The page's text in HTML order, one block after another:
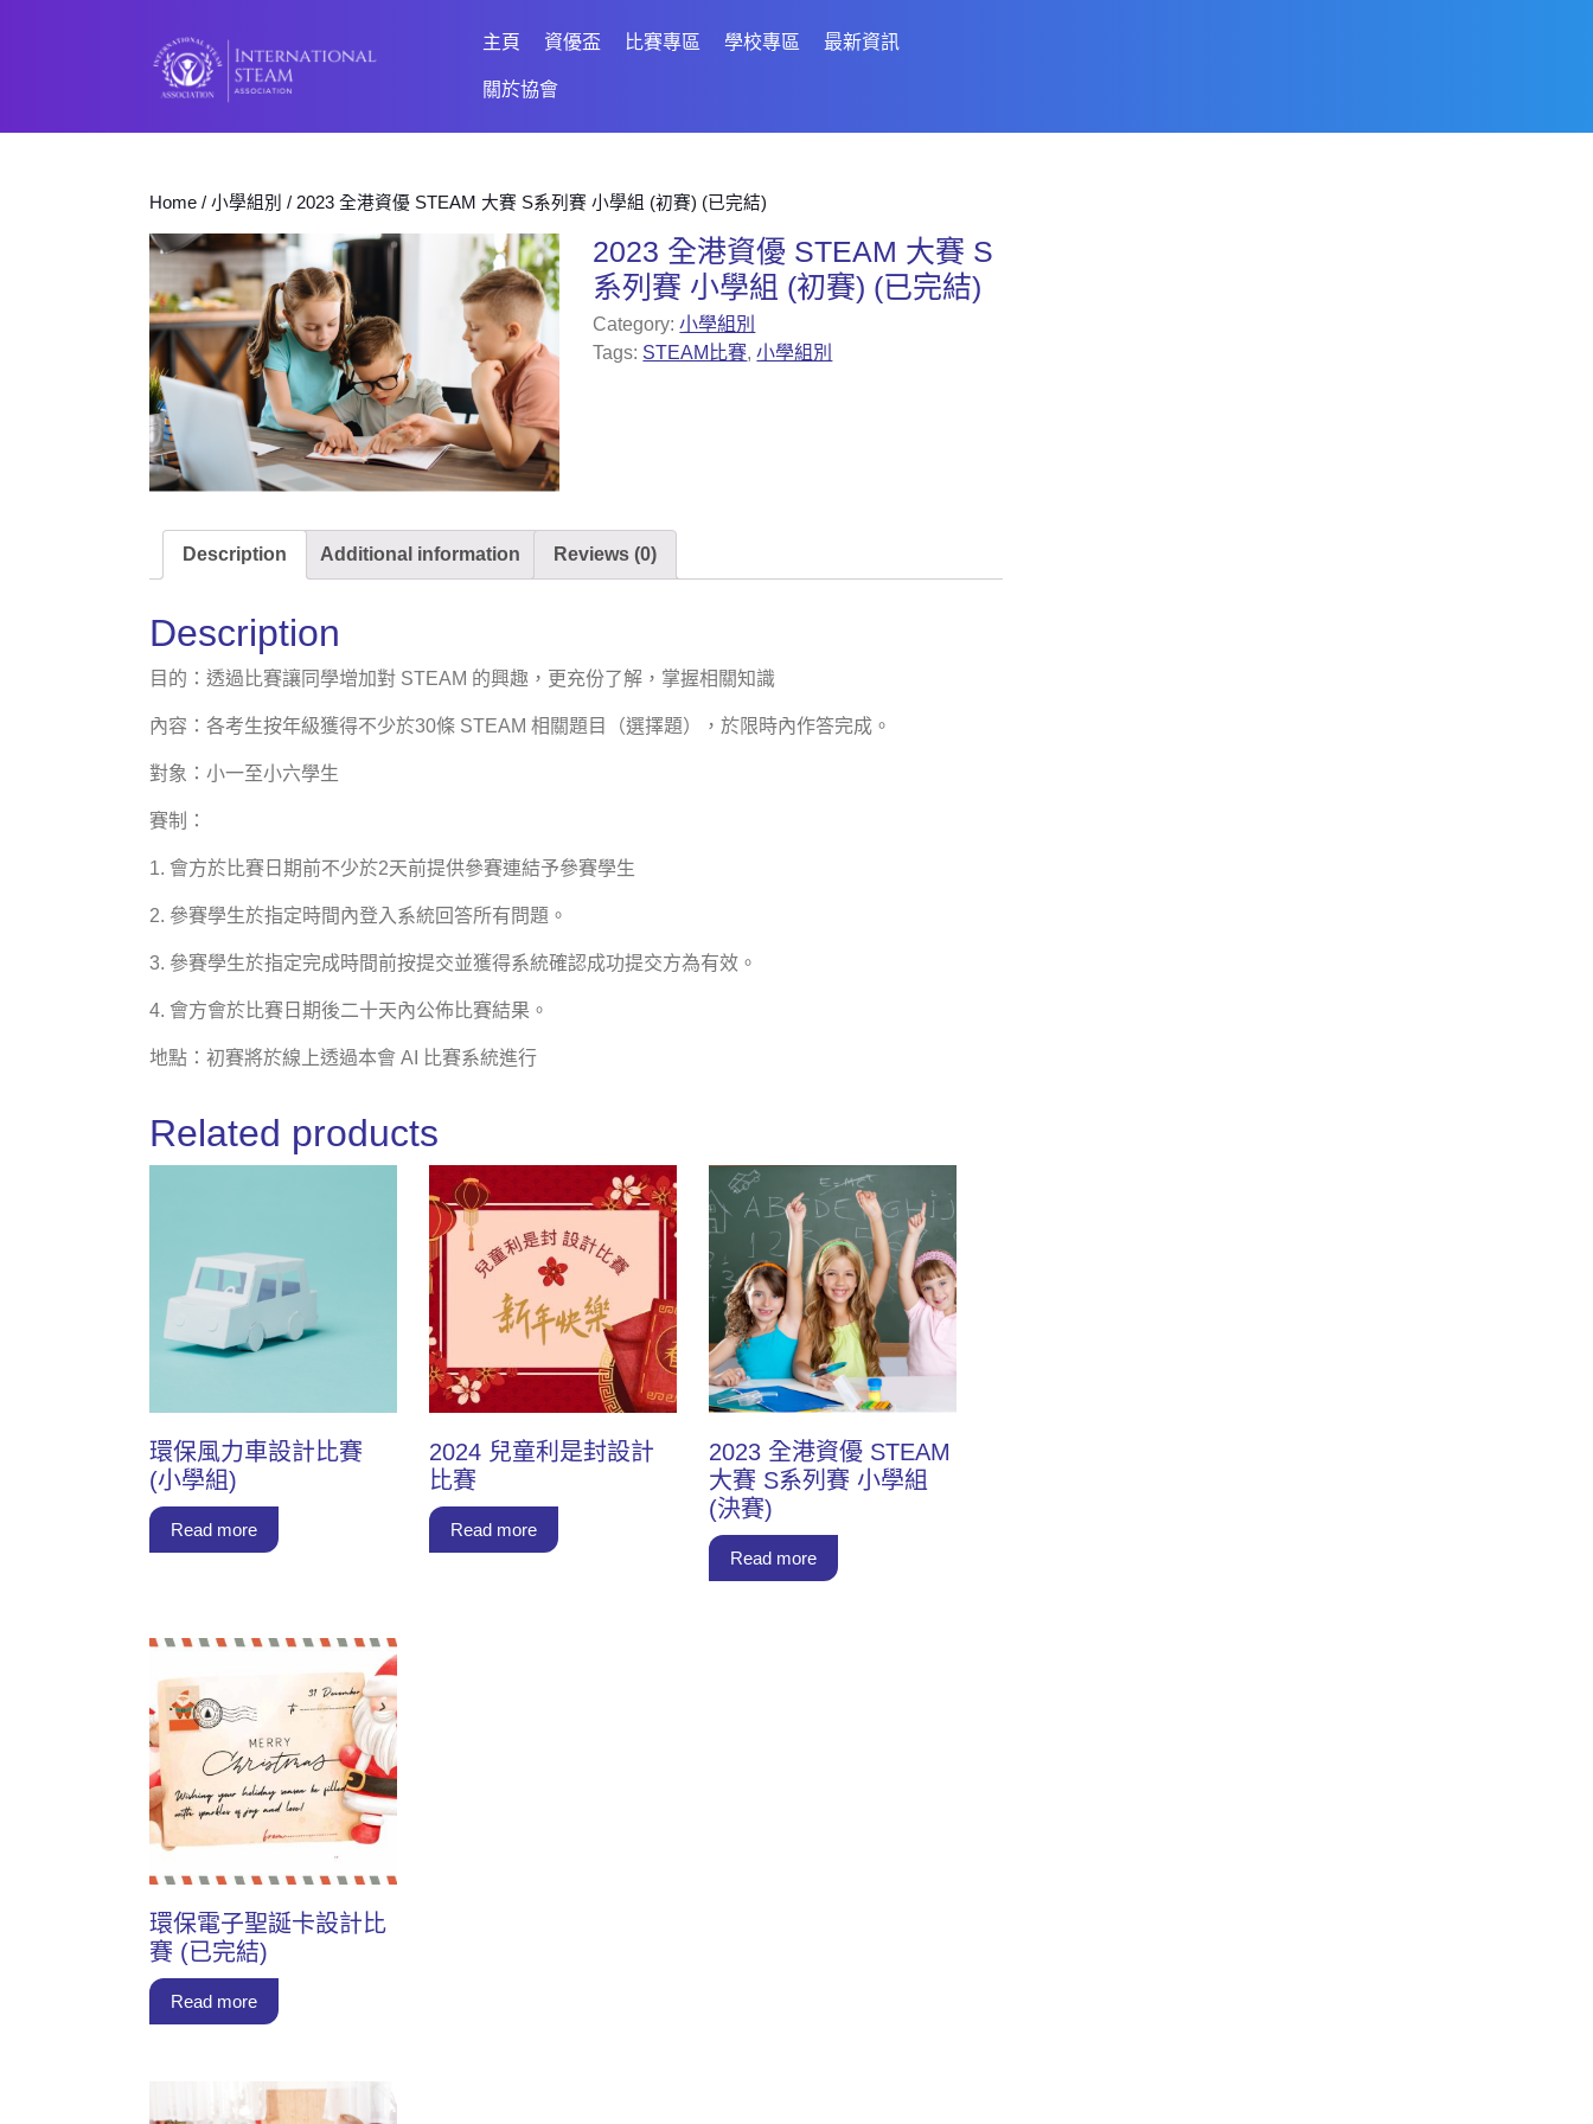
主頁 資優盃 比賽專區 學校專區 最新資訊
關於協會
Home / 小學組別 / 2023 全港資優 STEAM 大賽 S系列賽 小學組 (初賽) (已完結)
2023 全港資優 STEAM 大賽 S
系列賽 小學組 (初賽) (已完結)
Category:小學組別
Tags: STEAM比賽,小學組別
Description Additional information Reviews (0)
Description
目的：透過比賽讓同學增加對 STEAM 的興趣，更充份了解，掌握相關知識
內容：各考生按年級獲得不少於30條 STEAM 相關題目（選擇題），於限時內作答完成。
對象：小一至小六學生
賽制：
1. 會方於比賽日期前不少於2天前提供參賽連結予參賽學生
2. 參賽學生於指定時間內登入系統回答所有問題。
3. 參賽學生於指定完成時間前按提交並獲得系統確認成功提交方為有效。
4. 會方會於比賽日期後二十天內公佈比賽結果。
地點：初賽將於線上透過本會 AI 比賽系統進行
Related products
環保風力車設計比賽
(小學組)
Read more
2024 兒童利是封設計
比賽
Read more
2023 全港資優 STEAM
大賽 S系列賽 小學組
(決賽)
Read more
環保電子聖誕卡設計比
賽 (已完結)
Read more